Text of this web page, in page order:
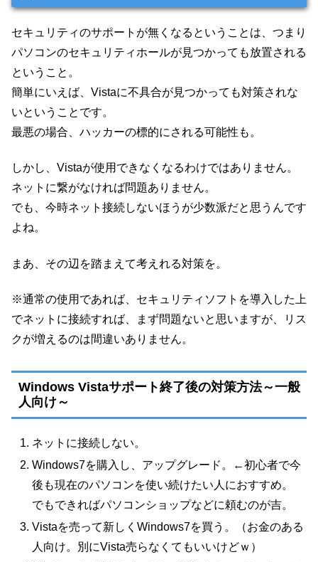
セキュリティのサポートが無くなるということは、つまり
パソコンのセキュリティホールが見つかっても放置される
ということ。
簡単にいえば、Vistaに不具合が見つかっても対策されな
いということです。
最悪の場合、ハッカーの標的にされる可能性も。
しかし、Vistaが使用できなくなるわけではありません。
ネットに繋がなければ問題ありません。
でも、今時ネット接続しないほうが少数派だと思うんです
よね。
まあ、その辺を踏まえて考えれる対策を。
※通常の使用であれば、セキュリティソフトを導入した上
でネットに接続すれば、まず問題ないと思いますが、リス
クが増えるのは間違いありません。
Windows Vistaサポート終了後の対策方法～一般
人向け～
ネットに接続しない。
Windows7を購入し、アップグレード。←初心者で今
後も現在のパソコンを使い続けたい人におすすめ。
でもできればパソコンショップなどに頼むのが吉。
Vistaを売って新しくWindows7を買う。（お金のある
人向け。別にVista売らなくてもいいけどｗ）